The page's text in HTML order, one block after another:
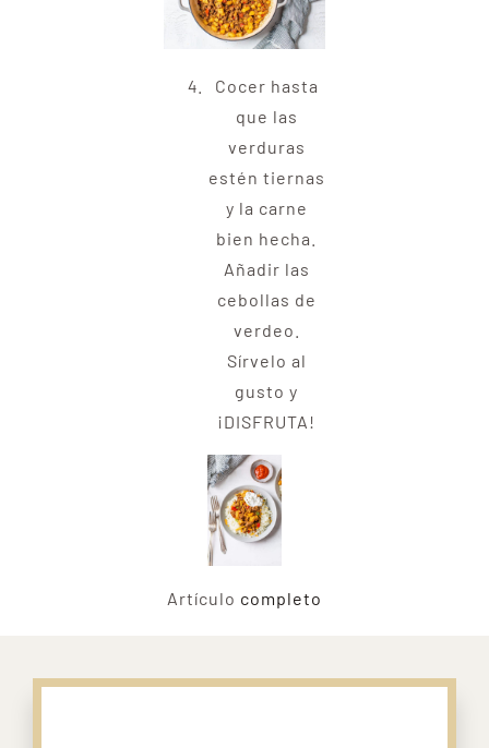
Cocer hasta
que las
verduras
estén tiernas
y la carne
bien hecha.
Añadir las
cebollas de
verdeo.
Sírvelo al
gusto y
¡DISFRUTA!
Artículo completo